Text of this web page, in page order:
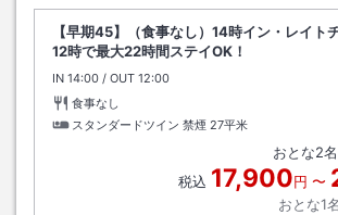
【早期45】（食事なし）14時イン・レイト
12時で最大22時間ステイOK！
IN チェックイン
14:00 / OUT チェックアウト
12:00
食事なし
スタンダードツイン 禁煙 27平米
おとな2名
税込 17,900円 〜
おとな1